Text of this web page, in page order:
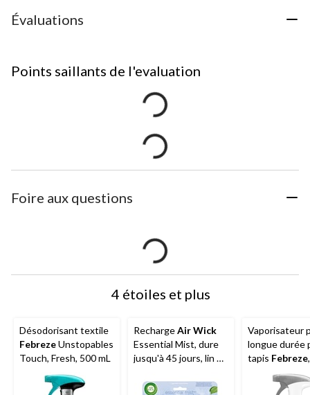
Évaluations
Points saillants de l'evaluation
Foire aux questions
4 étoiles et plus
Désodorisant textile
FebrezeUnstopables
Touch, Fresh, 500 mL
RechargeAir Wick
Essential Mist, dure
jusqu'à 45 jours, lin et
Vaporisateur
longue durée
tapis Febreze